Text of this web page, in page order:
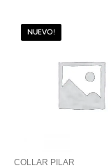
NUEVO!
COLLAR PILAR